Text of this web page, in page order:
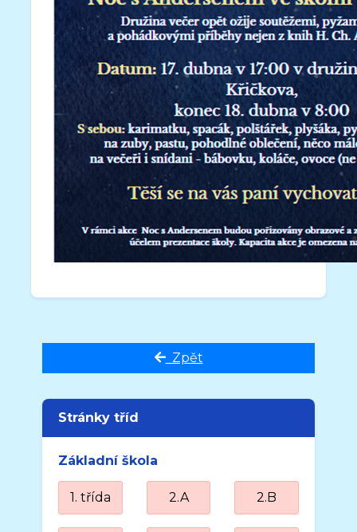
Zpět
Stránky tříd
Základní škola
1. třída 2.A 2.B